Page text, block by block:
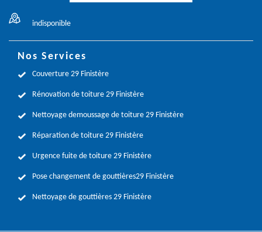
indisponible
Nos Services
Couverture 29 Finistère
Rénovation de toiture 29 Finistère
Nettoyage demoussage de toiture 29 Finistère
Réparation de toiture 29 Finistère
Urgence fuite de toiture 29 Finistère
Pose changement de gouttières29 Finistère
Nettoyage de gouttières 29 Finistère